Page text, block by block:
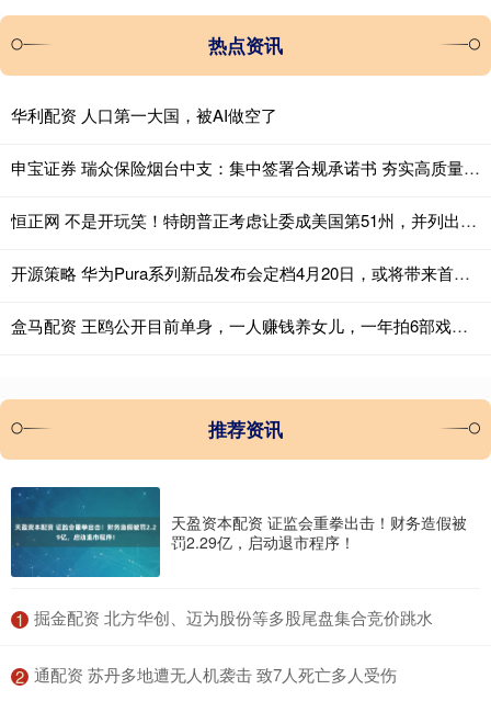
热点资讯
华利配资 人口第一大国，被AI做空了
申宝证券 瑞众保险烟台中支：集中签署合规承诺书 夯实高质量发展合规根基
恒正网 不是开玩笑！特朗普正考虑让委成美国第51州，并列出 5 国吞并名单
开源策略 华为Pura系列新品发布会定档4月20日，或将带来首款大阔折
盒马配资 王鸥公开目前单身，一人赚钱养女儿，一年拍6部戏还转行去卖衣服
推荐资讯
天盈资本配资 证监会重拳出击！财务造假被
罚2.29亿，启动退市程序！
1 ​掘金配资 北方华创、迈为股份等多股尾盘集合竞价跳水
2 ​通配资 苏丹多地遭无人机袭击 致7人死亡多人受伤